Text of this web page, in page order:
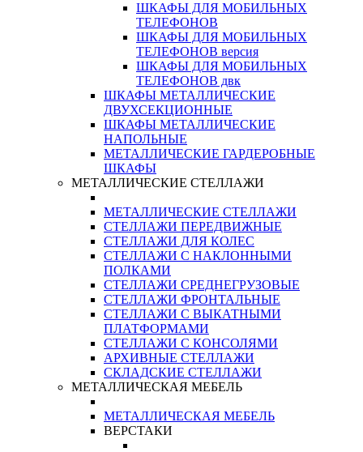
ШКАФЫ ДЛЯ МОБИЛЬНЫХ
ТЕЛЕФОНОВ
ШКАФЫ ДЛЯ МОБИЛЬНЫХ
ТЕЛЕФОНОВ версия
ШКАФЫ ДЛЯ МОБИЛЬНЫХ
ТЕЛЕФОНОВ двк
ШКАФЫ МЕТАЛЛИЧЕСКИЕ
ДВУХСЕКЦИОННЫЕ
ШКАФЫ МЕТАЛЛИЧЕСКИЕ
НАПОЛЬНЫЕ
МЕТАЛЛИЧЕСКИЕ ГАРДЕРОБНЫЕ
ШКАФЫ
МЕТАЛЛИЧЕСКИЕ СТЕЛЛАЖИ
МЕТАЛЛИЧЕСКИЕ СТЕЛЛАЖИ
СТЕЛЛАЖИ ПЕРЕДВИЖНЫЕ
СТЕЛЛАЖИ ДЛЯ КОЛЕС
СТЕЛЛАЖИ С НАКЛОННЫМИ
ПОЛКАМИ
СТЕЛЛАЖИ СРЕДНЕГРУЗОВЫЕ
СТЕЛЛАЖИ ФРОНТАЛЬНЫЕ
СТЕЛЛАЖИ С ВЫКАТНЫМИ
ПЛАТФОРМАМИ
СТЕЛЛАЖИ С КОНСОЛЯМИ
АРХИВНЫЕ СТЕЛЛАЖИ
СКЛАДСКИЕ СТЕЛЛАЖИ
МЕТАЛЛИЧЕСКАЯ МЕБЕЛЬ
МЕТАЛЛИЧЕСКАЯ МЕБЕЛЬ
ВЕРСТАКИ